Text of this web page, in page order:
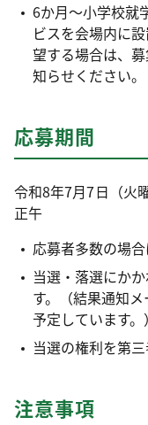
6か月～小学校就
ビスを会場内に
望する場合は、
知らせください。
応募期間
令和8年7月7日（火
正午
応募者多数の場
当選・落選にか
す。（結果通知
予定しています。）
当選の権利を第
注意事項